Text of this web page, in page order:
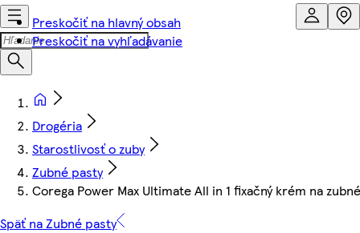
Preskočiť na hlavný obsah
Preskočiť na vyhľadávanie
Drogéria
Starostlivosť o zuby
Zubné pasty
Corega Power Max Ultimate All in 1 fixačný krém na
Späť na Zubné pasty